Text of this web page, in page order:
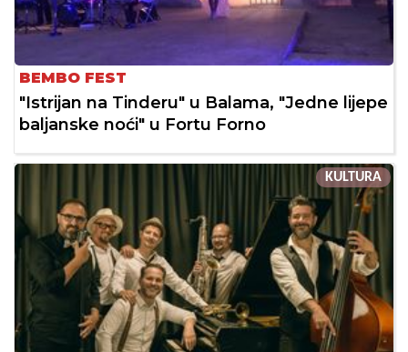
BEMBO FEST
"Istrijan na Tinderu" u Balama, "Jedne lijepe
baljanske noći" u Fortu Forno
KULTURA